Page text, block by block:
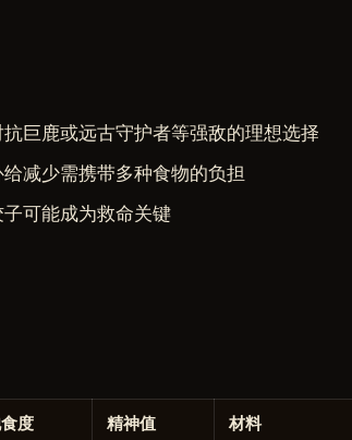
巨鹿或远古守护者等强敌的理想选择
减少需携带多种食物的负担
子可能成为救命关键
度 精神值 材料